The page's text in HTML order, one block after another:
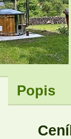
Popis